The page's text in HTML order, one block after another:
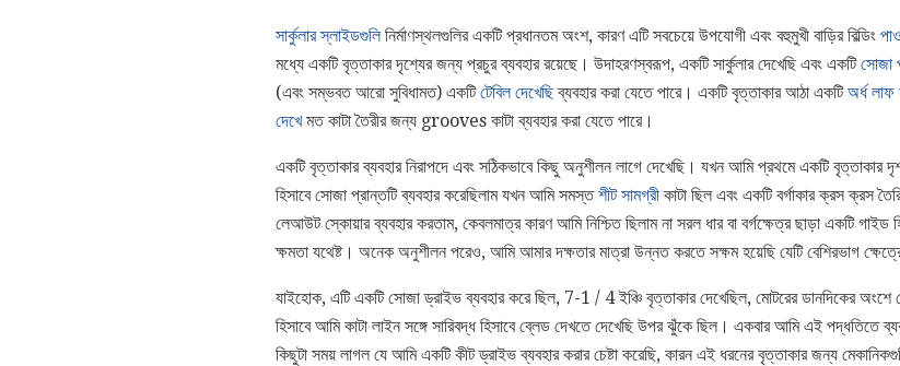
সার্কুলার স্লাইডগুলিনির্মাণস্থলগুলির একটি প্রধানতম অংশ, কারণ এটি সবচেয়ে উপযোগী এবং বহুমুখী বাড়ির বিল্ডিং
মধ্যে একটি বৃত্তাকার দৃশ্যের জন্য প্রচুর ব্যবহার রয়েছে। উদাহরণস্বরূপ, একটি সার্কুলার দেখেছি এবং একটিসোজা
(এবং সম্ভবত আরো সুবিধামত) একটিটেবিল দেখেছিব্যবহার করা যেতে পারে। একটি বৃত্তাকার আঠা একটিঅর্ধ লাফ
দেখেমত কাটা তৈরীর জন্য grooves কাটা ব্যবহার করা যেতে পারে।
একটি বৃত্তাকার ব্যবহার নিরাপদে এবং সঠিকভাবে কিছু অনুশীলন লাগে দেখেছি। যখন আমি প্রথমে একটি বৃত্তাকার
হিসাবে সোজা প্রান্তটি ব্যবহার করেছিলাম যখন আমি সমস্তশীট সামগ্রী কাটা ছিল এবং একটি বর্গাকার ক্রস ক্রস
লেআউট স্কোয়ার ব্যবহার করতাম, কেবলমাত্র কারণ আমি নিশ্চিত ছিলাম না সরল ধার বা বর্গক্ষেত্র ছাড়া একটি গাইড
ক্ষমতা যথেষ্ট। অনেক অনুশীলন পরেও, আমি আমার দক্ষতার মাত্রা উন্নত করতে সক্ষম হয়েছি যেটি বেশিরভাগ
যাইহোক, এটি একটি সোজা ড্রাইভ ব্যবহার করে ছিল, 7-1 / 4 ইঞ্চি বৃত্তাকার দেখেছিল, মোটরের ডানদিকের
হিসাবে আমি কাটা লাইন সঙ্গে সারিবদ্ধ হিসাবে ব্লেড দেখতে দেখেছি উপর ঝুঁকে ছিল। একবার আমি এই পদ্ধতিতে
কিছুটা সময় লাগল যে আমি একটি কীট ড্রাইভ ব্যবহার করার চেষ্টা করেছি, কারন এই ধরনের বৃত্তাকার জন্য